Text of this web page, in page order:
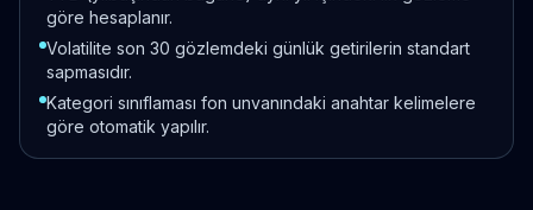
göre hesaplanır.
Volatilite son 30 gözlemdeki günlük getirilerin standart
sapmasıdır.
Kategori sınıflaması fon unvanındaki anahtar kelimelere
göre otomatik yapılır.